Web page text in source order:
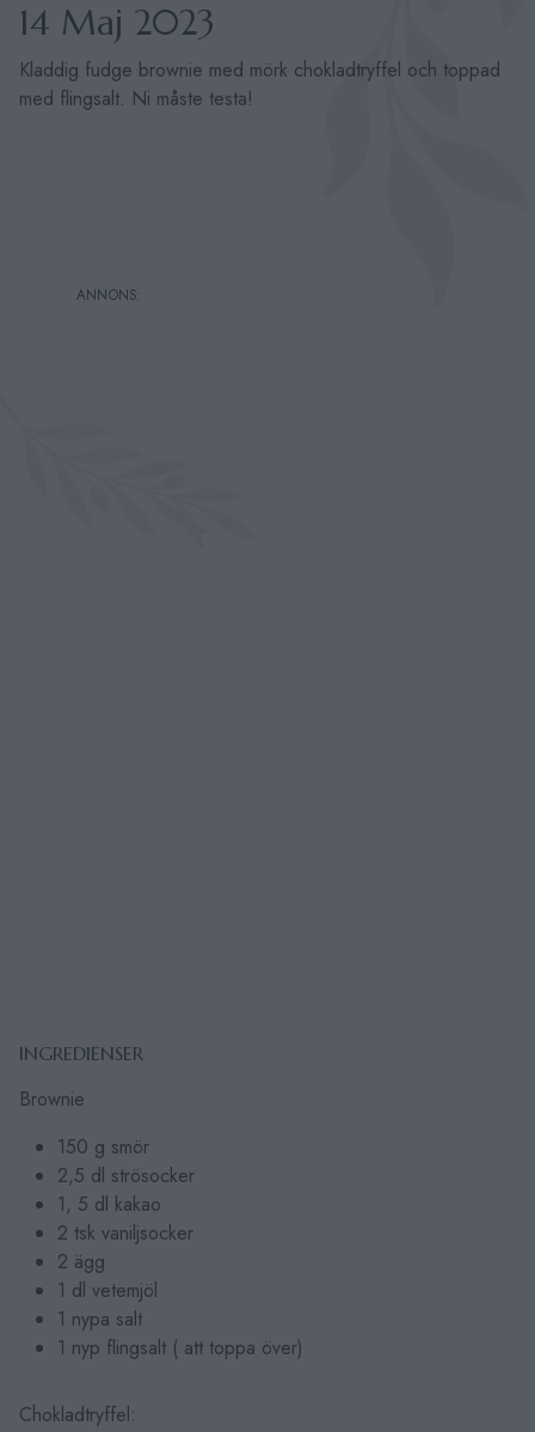
14 Maj 2023
Kladdig fudge brownie med mörk chokladtryffel och toppad
med flingsalt. Ni måste testa!
INGREDIENSER
Brownie
150 g smör
2,5 dl strösocker
1, 5 dl kakao
2 tsk vaniljsocker
2 ägg
1 dl vetemjöl
1 nypa salt
1 nyp flingsalt ( att toppa över)
Chokladtryffel: